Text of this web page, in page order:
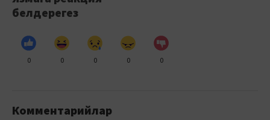
белдерегез
0 0 0 0 0
Комментарийлар